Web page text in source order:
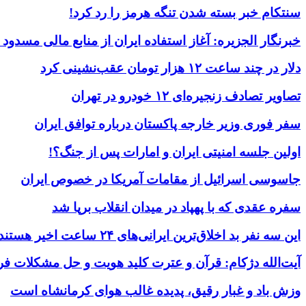
سنتکام خبر بسته شدن تنگه هرمز را رد کرد!
خبرنگار الجزیره: آغاز استفاده ایران از منابع مالی
دلار در چند ساعت ۱۲ هزار تومان عقب‌نشینی کرد
تصاویر تصادف زنجیره‌ای ۱۲ خودرو در تهران
سفر فوری وزیر خارجه پاکستان درباره توافق ایران
اولین جلسه امنیتی ایران و امارات پس از جنگ؟!
جاسوسی اسرائیل از مقامات آمریکا در خصوص ایران
سفره عقدی که با پهپاد در میدان انقلاب برپا شد
این سه نفر بد اخلاق‌ترین ایرانی‌های ۲۴ ساعت اخیر هستند
آیت‌الله دژکام: قرآن و عترت کلید هویت و حل مشکلات
وزش باد و غبار رقیق، پدیده غالب هوای کرمانشاه است